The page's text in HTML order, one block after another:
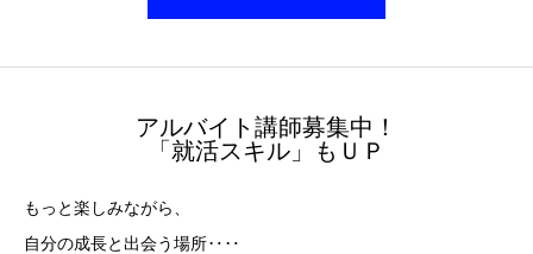
アルバイト講師募集中！
「就活スキル」もＵＰ
もっと楽しみながら、
自分の成長と出会う場所‥‥